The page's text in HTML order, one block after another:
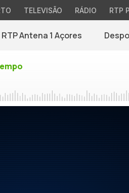
TELEVISÃO RÁDIO RTP
RTP Antena 1 Açores